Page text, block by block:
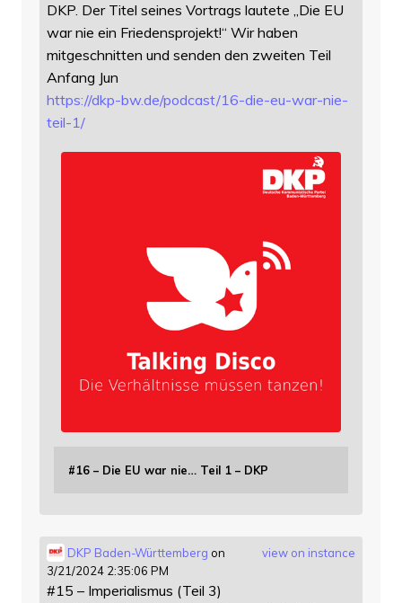
DKP. Der Titel seines Vortrags lautete „Die EU
war nie ein Friedensprojekt!“ Wir haben
mitgeschnitten und senden den zweiten Teil
Anfang Jun
https://dkp-bw.de/podcast/16-die-eu-war-nie-
teil-1/
#16 – Die EU war nie… Teil 1 – DKP
view on instance
DKP Baden-Württemberg on
3/21/2024 2:35:06 PM
#15 – Imperialismus (Teil 3)